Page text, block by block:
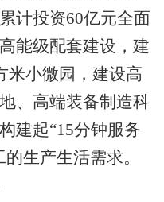
计投资60亿元全面
能级配套建设，建
米小微园，建设高
、高端装备制造科
建起“15分钟服务
生产生活需求。